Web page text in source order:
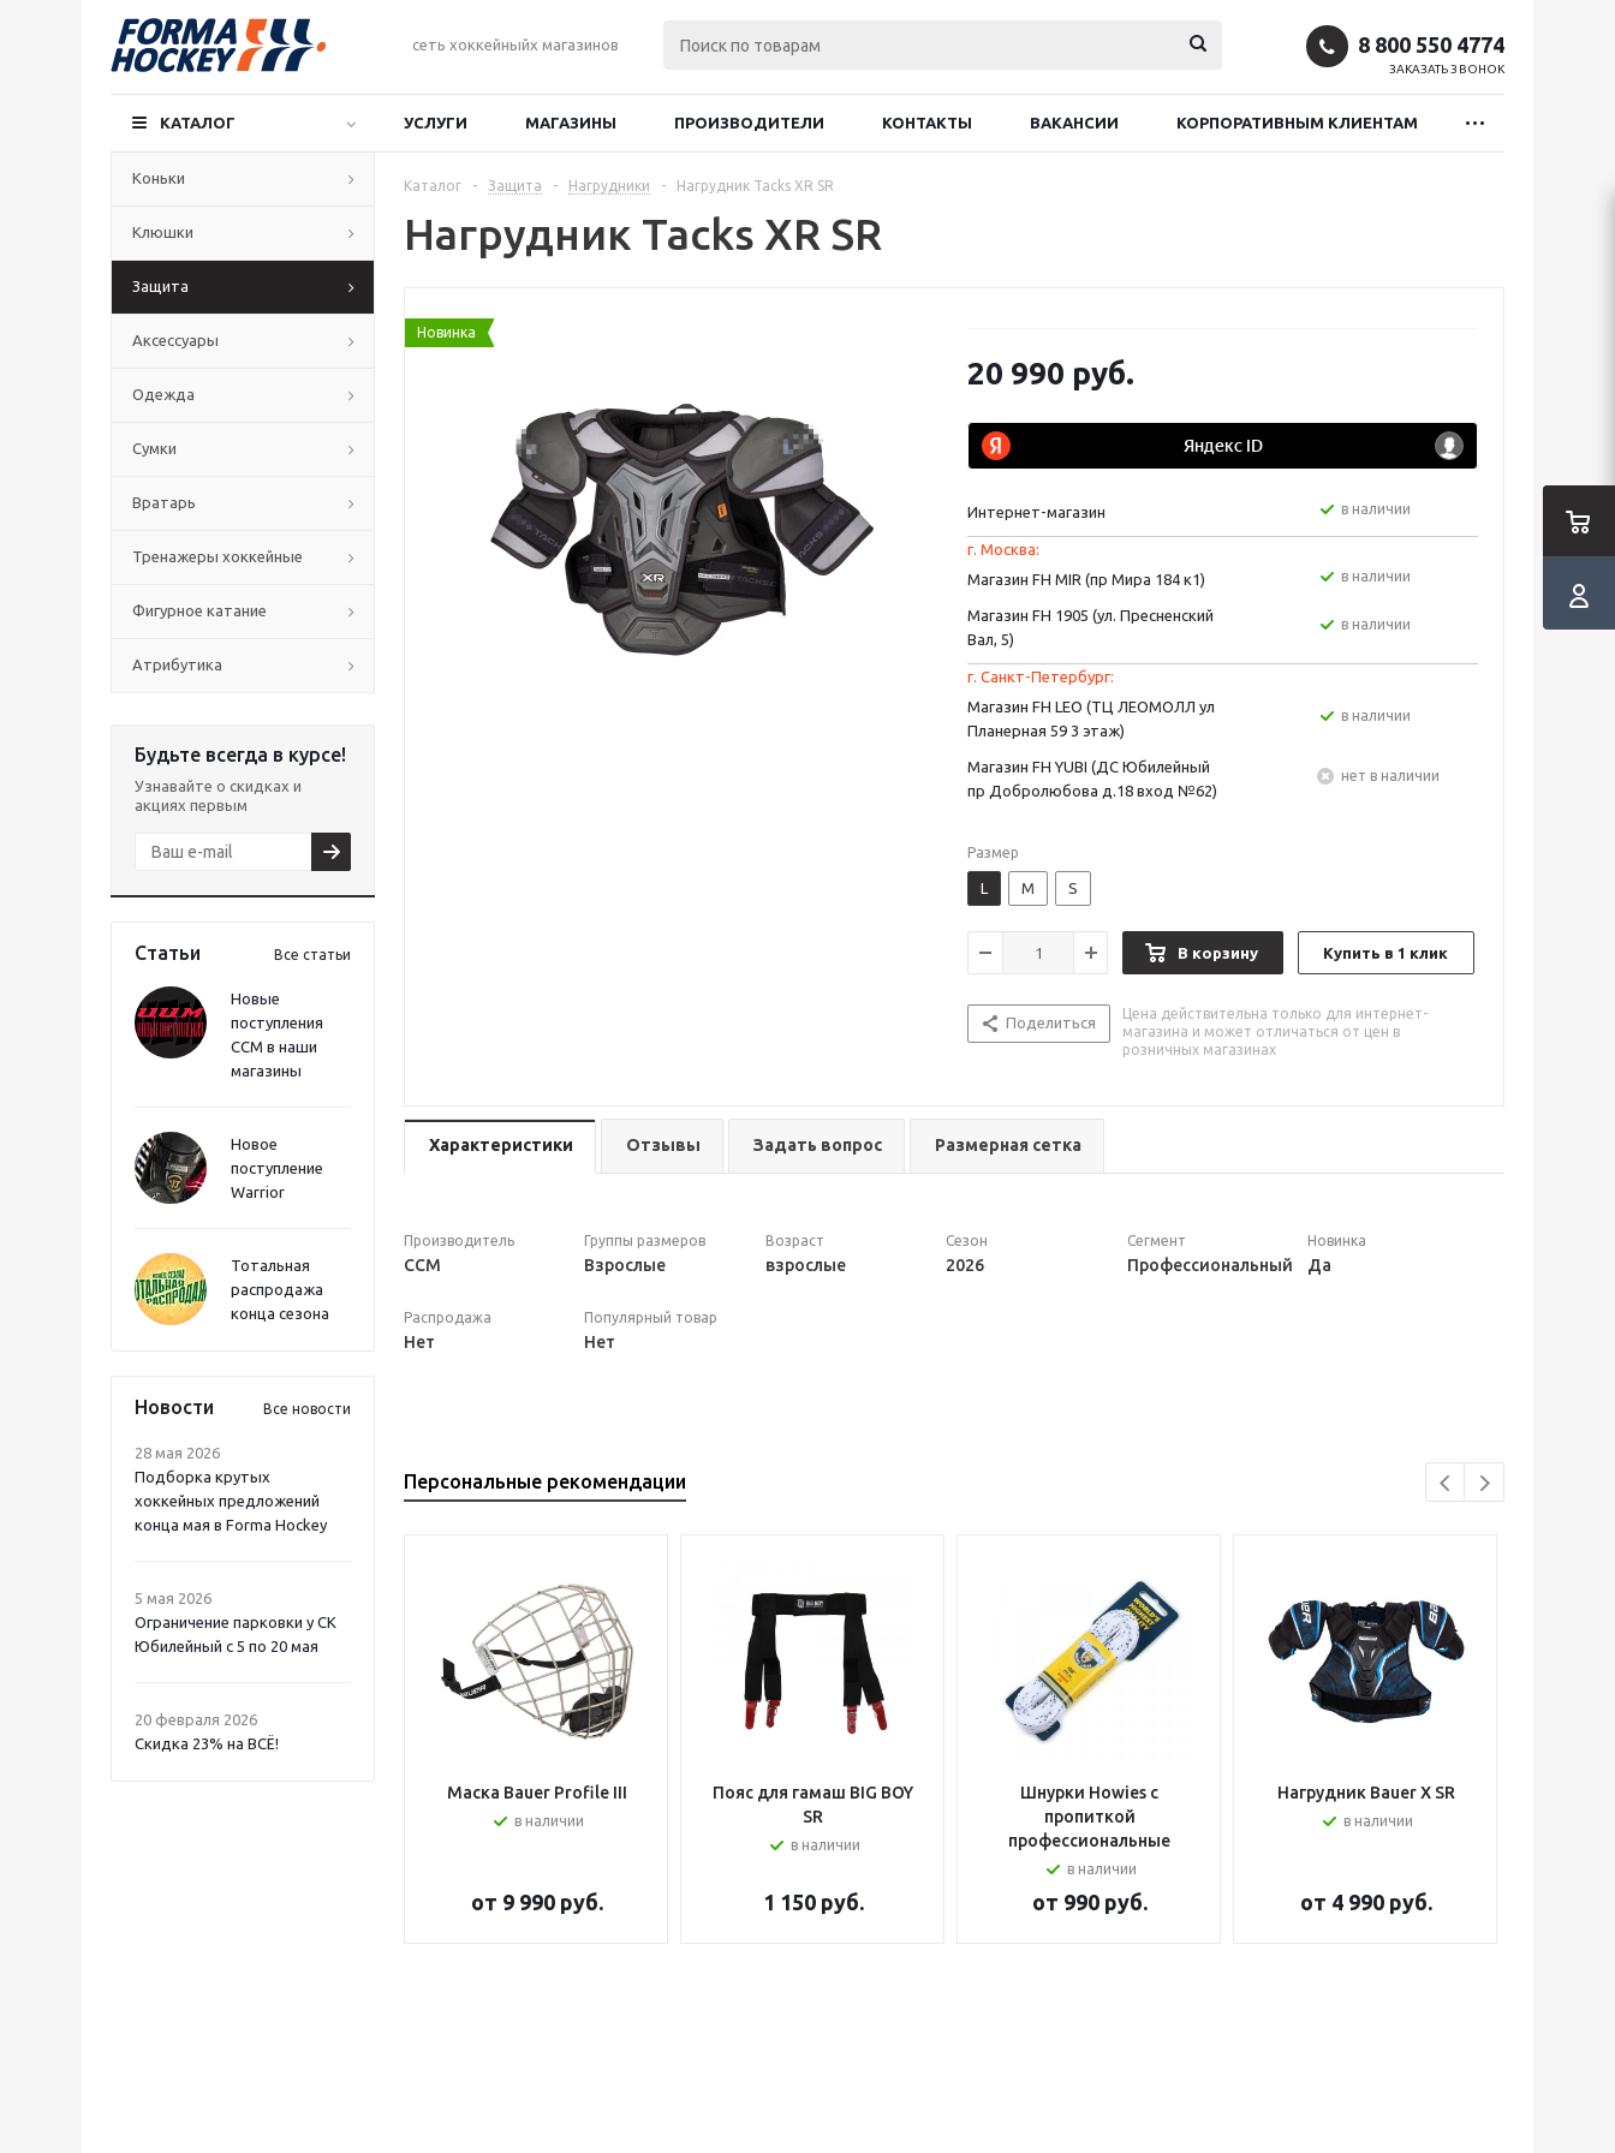
сеть хоккейныйх магазинов 8 800 550 4774
ЗАКАЗАТЬ ЗВОНОК
КАТАЛОГ УСЛУГИ МАГАЗИНЫ ПРОИЗВОДИТЕЛИ КОНТАКТЫ ВАКАНСИИ КОРПОРАТИВНЫМ КЛИЕНТАМ
Коньки
Клюшки
Защита
Аксессуары
Одежда
Сумки
Вратарь
Тренажеры хоккейные
Фигурное катание
Атрибутика
Будьте всегда в курсе!
Узнавайте о скидках и
акциях первым
Статьи Все статьи
Новые
поступления
CCM в наши
магазины
Новое
поступление
Warrior
Тотальная
распродажа
конца сезона
Новости Все новости
28 мая 2026
Подборка крутых
хоккейных предложений
конца мая в Forma Hockey
5 мая 2026
Ограничение парковки у СК
Юбилейный с 5 по 20 мая
20 февраля 2026
Скидка 23% на ВСË!
Каталог - Защита - Нагрудники - Нагрудник Tacks XR SR
Нагрудник Tacks XR SR
Новинка
20 990 руб.
Интернет-магазин в наличии
г. Москва:
Магазин FH MIR (пр Мира 184 к1)
в наличии
Магазин FH 1905 (ул. Пресненский
Вал, 5)
в наличии
г. Санкт-Петербург:
Магазин FH LEO (ТЦ ЛЕОМОЛЛ ул
Планерная 59 3 этаж)
в наличии
Магазин FH YUBI (ДС Юбилейный
пр Добролюбова д.18 вход №62)
Нет в наличии
Размер
L M S
В корзину Купить в 1 клик
Поделиться
Цена действительна только для интернет-
магазина и может отличаться от цен в
розничных магазинах
Характеристики Отзывы Задать вопрос Размерная сетка
Производитель
CCM
Группы размеров
Взрослые
Возраст
взрослые
Сезон
2026
Сегмент
Профессиональный
Новинка
Да
Распродажа
Нет
Популярный товар
Нет
Персональные рекомендации
Маска Bauer Profile III
в наличии
от 9 990 руб.
Пояс для гамаш BIG BOY
SR
в наличии
1 150руб.
Шнурки Howies с
пропиткой
профессиональные
в наличии
от 990 руб.
Нагрудник Bauer X SR
в наличии
от 4 990 руб.